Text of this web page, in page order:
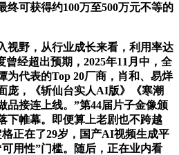
终可获得约100万至500万元不等的
野，从行业成长来看，利用率达
经超出预期，2025年11月中，全
为代表的Top 20厂商，肖和、易烊
庞，《斩仙台实人AI版》《寒潮
品接连上线。”第44届片子金像颁
下帷幕。即便算上老剧也不跨越
正在了29岁，国产AI视频生成平
用性”门槛。随后，正在业内看